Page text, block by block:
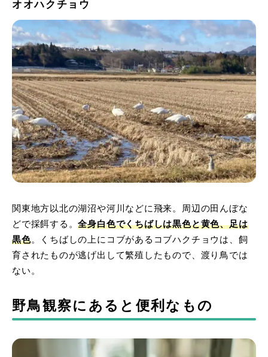
オオハクチョウ
関東地方以北の湖沼や河川などに飛来。周辺の田んぼな
どで採餌する。全身白色でくちばしは黒色と黄色、足は
黒色。くちばしの上にコブがあるコブハクチョウは、飼
育されたものが逃げ出して繁殖したもので、渡り鳥では
ない。
野鳥観察にあると便利なもの